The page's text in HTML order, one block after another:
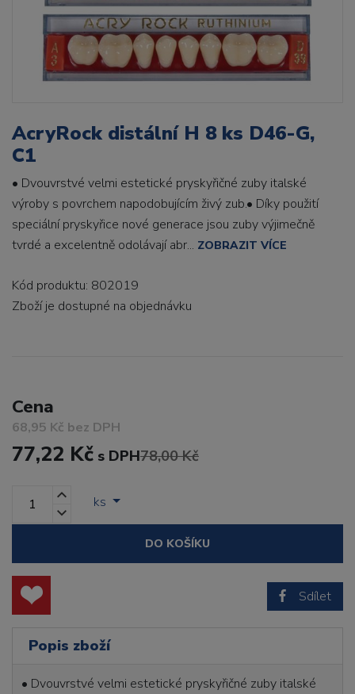
AcryRock distální H 8 ks D46-G,
C1
• Dvouvrstvé velmi estetické pryskyřičné zuby italské
výroby s povrchem napodobujícím živý zub.• Díky použití
speciální pryskyřice nové generace jsou zuby výjimečně
tvrdé a excelentně odolávají abr... ZOBRAZIT VÍCE
Kód produktu: 802019
Zboží je dostupné na objednávku
Cena
68,95 Kč bez DPH
77,22 Kč s DPH78,00 Kč
ks
DO KOŠÍKU
Sdílet
Popis zboží
• Dvouvrstvé velmi estetické pryskyřičné zuby italské